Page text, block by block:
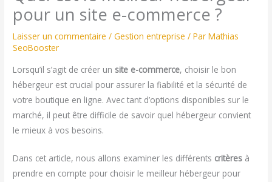
pour un site e-commerce ?
Laisser un commentaire /Gestion entreprise / ParMathias
SeoBooster
Lorsqu’il s’agit de créer un site e-commerce, choisir le bon
hébergeur est crucial pour assurer la fiabilité et la sécurité de
votre boutique en ligne. Avec tant d’options disponibles sur le
marché, il peut être difficile de savoir quel hébergeur convient
le mieux à vos besoins.
Dans cet article, nous allons examiner les différents critères à
prendre en compte pour choisir le meilleur hébergeur pour